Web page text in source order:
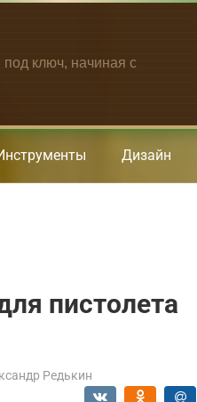
под ключ, начиная с
Дизайн
пистолета
Редькин